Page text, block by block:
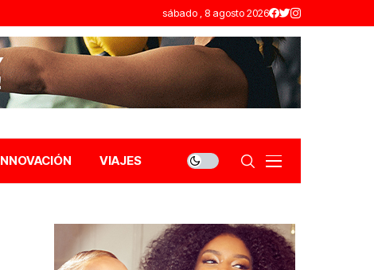
sábado , 8 agosto 2026
VIAJES